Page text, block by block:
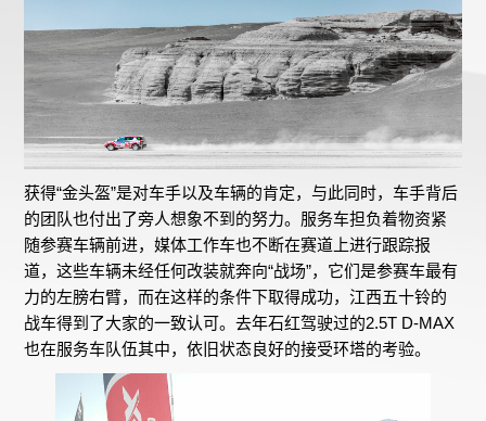
获得“金头盔”是对车手以及车辆的肯定，与此同时，车手背后
的团队也付出了旁人想象不到的努力。服务车担负着物资紧
随参赛车辆前进，媒体工作车也不断在赛道上进行跟踪报
道，这些车辆未经任何改装就奔向“战场”，它们是参赛车最有
力的左膀右臂，而在这样的条件下取得成功，江西五十铃的
战车得到了大家的一致认可。去年石红驾驶过的2.5T D-MAX
也在服务车队伍其中，依旧状态良好的接受环塔的考验。